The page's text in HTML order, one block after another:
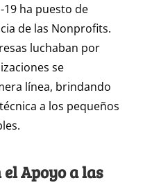
19 ha puesto de
de las Nonprofits.
luchaban por
se
línea, brindando
a los pequeños
el Apoyo a las